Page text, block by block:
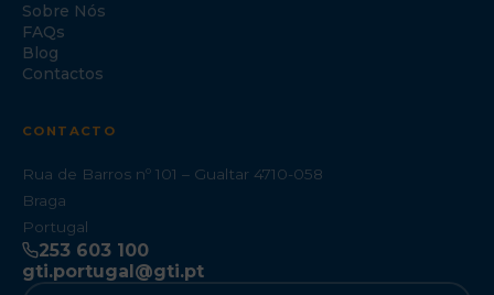
Sobre Nós
FAQs
Blog
Contactos
CONTACTO
Rua de Barros nº 101 – Gualtar 4710-058
Braga
Portugal
253 603 100
gti.portugal@gti.pt